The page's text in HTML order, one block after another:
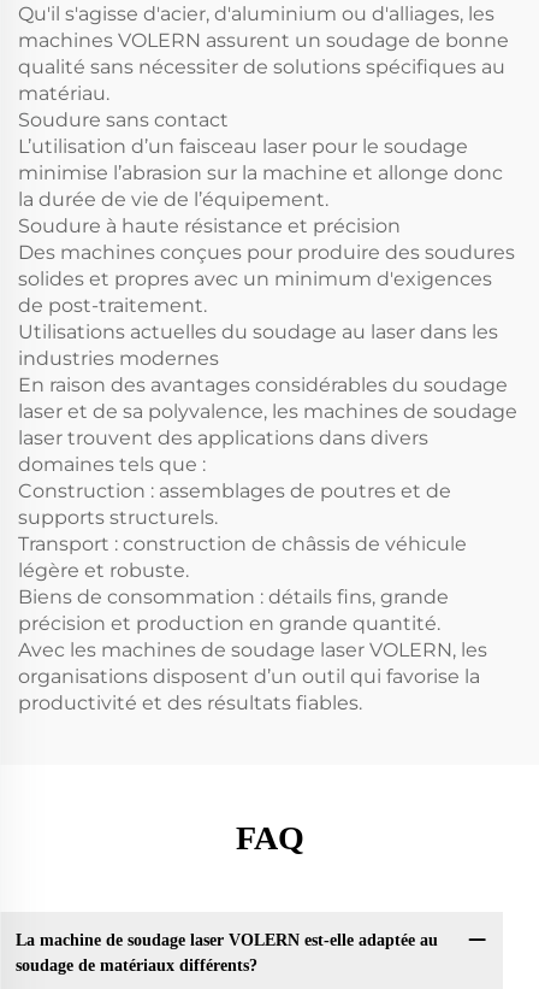
Qu'il s'agisse d'acier, d'aluminium ou d'alliages, les
machines VOLERN assurent un soudage de bonne
qualité sans nécessiter de solutions spécifiques au
matériau.
Soudure sans contact
L’utilisation d’un faisceau laser pour le soudage
minimise l’abrasion sur la machine et allonge donc
la durée de vie de l’équipement.
Soudure à haute résistance et précision
Des machines conçues pour produire des soudures
solides et propres avec un minimum d'exigences
de post-traitement.
Utilisations actuelles du soudage au laser dans les
industries modernes
En raison des avantages considérables du soudage
laser et de sa polyvalence, les machines de soudage
laser trouvent des applications dans divers
domaines tels que :
Construction : assemblages de poutres et de
supports structurels.
Transport : construction de châssis de véhicule
légère et robuste.
Biens de consommation : détails fins, grande
précision et production en grande quantité.
Avec les machines de soudage laser VOLERN, les
organisations disposent d’un outil qui favorise la
productivité et des résultats fiables.
FAQ
La machine de soudage laser VOLERN est-elle adaptée au
soudage de matériaux différents?